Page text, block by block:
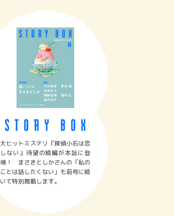
大ヒットミステリ『探偵小石は恋
しない』待望の続編が本誌に登
場！ まさきとしかさんの「私の
ことは話したくない」も前号に続
いて特別掲載します。